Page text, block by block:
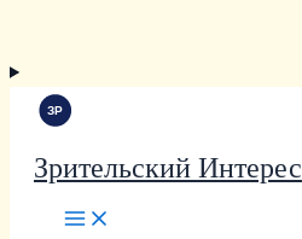
Зрительский Интерес